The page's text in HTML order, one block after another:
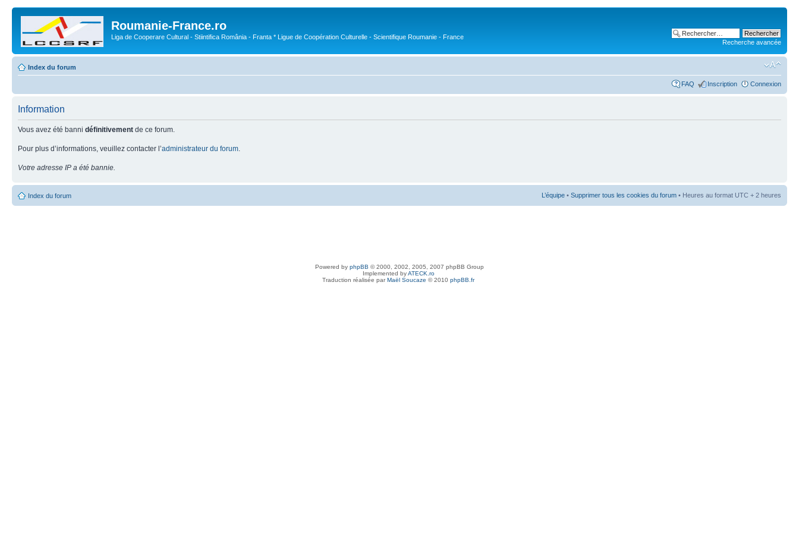
Roumanie-France.ro
Liga de Cooperare Cultural - Stiintifica România - Franta * Ligue de Coopération Culturelle - Scientifique Roumanie - France
Recherche avancée
Index du forum
FAQ Inscription Connexion
Information
Vous avez été banni définitivement de ce forum.
Pour plus d’informations, veuillez contacter l’administrateur du forum
Votre adresse IP a été bannie.
Index du forum L’équipe • Supprimer tous les cookies du forum • Heures au format UTC + 2 heures
Powered by phpBB © 2000, 2002, 2005, 2007 phpBB Group
Implemented byATECK.ro
Traduction réalisée parMaël Soucaze © 2010 phpBB.fr